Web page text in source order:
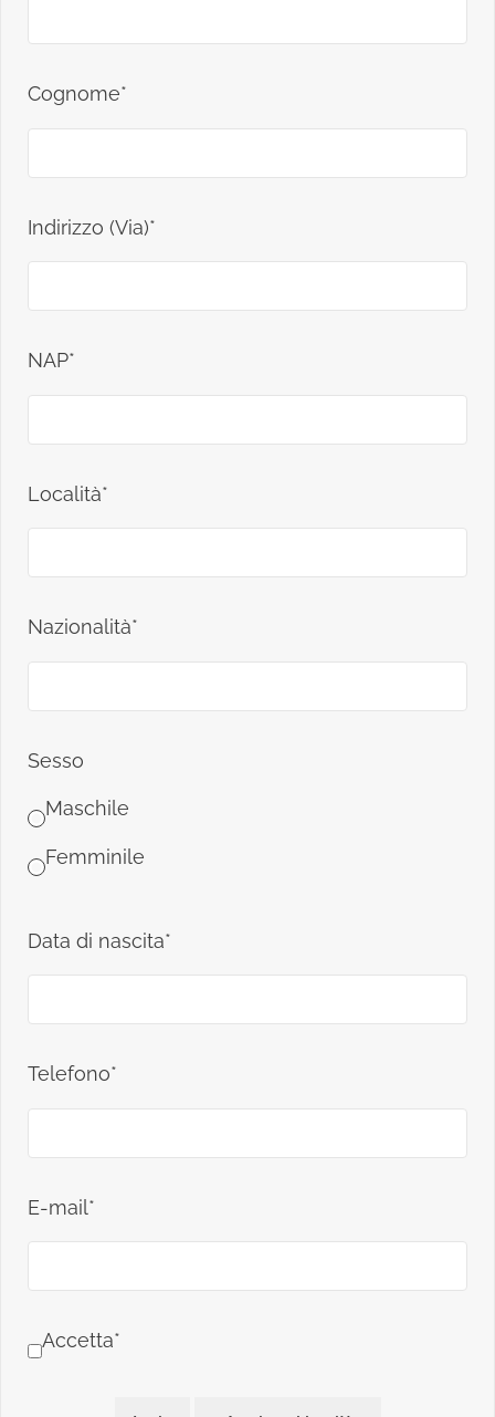
Cognome*
Indirizzo (Via)*
NAP*
Località*
Nazionalità*
Sesso
Maschile
Femminile
Data di nascita*
Telefono*
E-mail*
Accetta*